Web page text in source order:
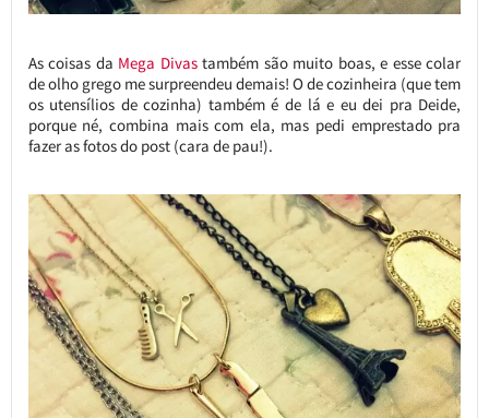
As coisas da Mega Divastambém são muito boas, e esse colar
de olho grego me surpreendeu demais! O de cozinheira (que tem
os utensílios de cozinha) também é de lá e eu dei pra Deide,
porque né, combina mais com ela, mas pedi emprestado pra
fazer as fotos do post (cara de pau!).